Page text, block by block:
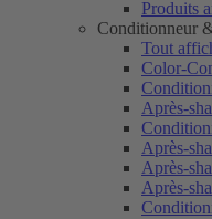
Produits
Conditionneur
Tout
Color-
Après-
Après-
Après-
Après-